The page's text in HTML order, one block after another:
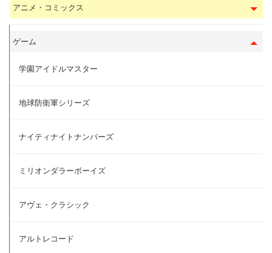
アニメ・コミックス
ゲーム
学園アイドルマスター
地球防衛軍シリーズ
ナイティナイトナンバーズ
ミリオンダラーボーイズ
アヴェ・クラシック
アルトレコード